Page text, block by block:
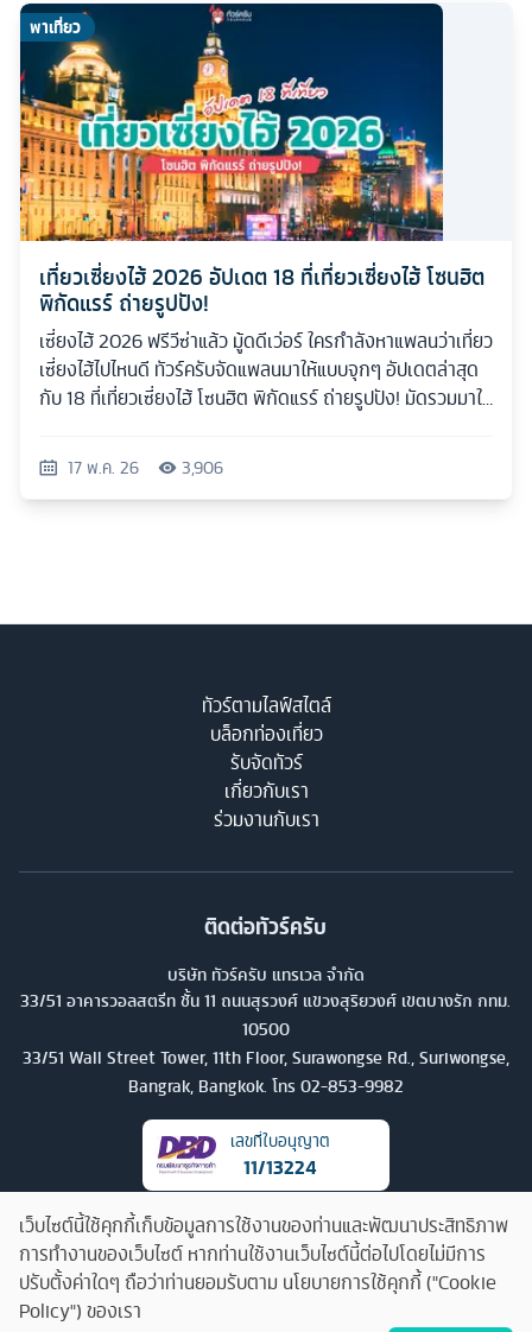
พาเที่ยว
เที่ยวเซี่ยงไฮ้ 2026 อัปเดต 18 ที่เที่ยวเซี่ยงไฮ้ โซนฮิต
พิกัดแรร์ ถ่ายรูปปัง!
เซี่ยงไฮ้ 2026 ฟรีวีซ่าแล้ว มู้ดดีเว่อร์ ใครกำลังหาแพลนว่าเที่ยว
เซี่ยงไฮ้ไปไหนดี ทัวร์ครับจัดแพลนมาให้แบบจุกๆ อัปเดตล่าสุด
กับ 18 ที่เที่ยวเซี่ยงไฮ้ โซนฮิต พิกัดแรร์ ถ่ายรูปปัง! มัดรวมมาให้
17 พ.ค. 26 3,906
ทัวร์ตามไลฟ์สไตล์
บล็อกท่องเที่ยว
รับจัดทัวร์
เกี่ยวกับเรา
ร่วมงานกับเรา
ติดต่อทัวร์ครับ
บริษัท ทัวร์ครับ แทรเวล จำกัด
33/51 อาคารวอลสตรีท ชั้น 11 ถนนสุรวงศ์ แขวงสุริยวงศ์ เขตบางรัก กทม.
10500
33/51 Wall Street Tower, 11th Floor, Surawongse Rd., Suriwongse,
Bangrak, Bangkok. โทร 02-853-9982
เลขที่ใบอนุญาต
11/13224
เว็บไซต์นี้ใช้คุกกี้เก็บข้อมูลการใช้งานของท่านและพัฒนาประสิทธิภาพ
การทำงานของเว็บไซต์ หากท่านใช้งานเว็บไซต์นี้ต่อไปโดยไม่มีการ
ปรับตั้งค่าใดๆ ถือว่าท่านยอมรับตาม นโยบายการใช้คุกกี้ ("Cookie
Policy") ของเรา